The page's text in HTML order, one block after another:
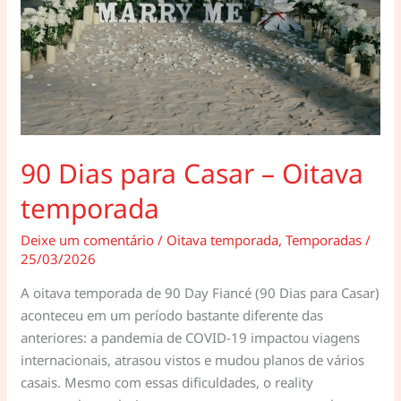
90 Dias para Casar – Oitava
temporada
Deixe um comentário / Oitava temporada,Temporadas /
25/03/2026
A oitava temporada de 90 Day Fiancé (90 Dias para Casar)
aconteceu em um período bastante diferente das
anteriores: a pandemia de COVID-19 impactou viagens
internacionais, atrasou vistos e mudou planos de vários
casais. Mesmo com essas dificuldades, o reality